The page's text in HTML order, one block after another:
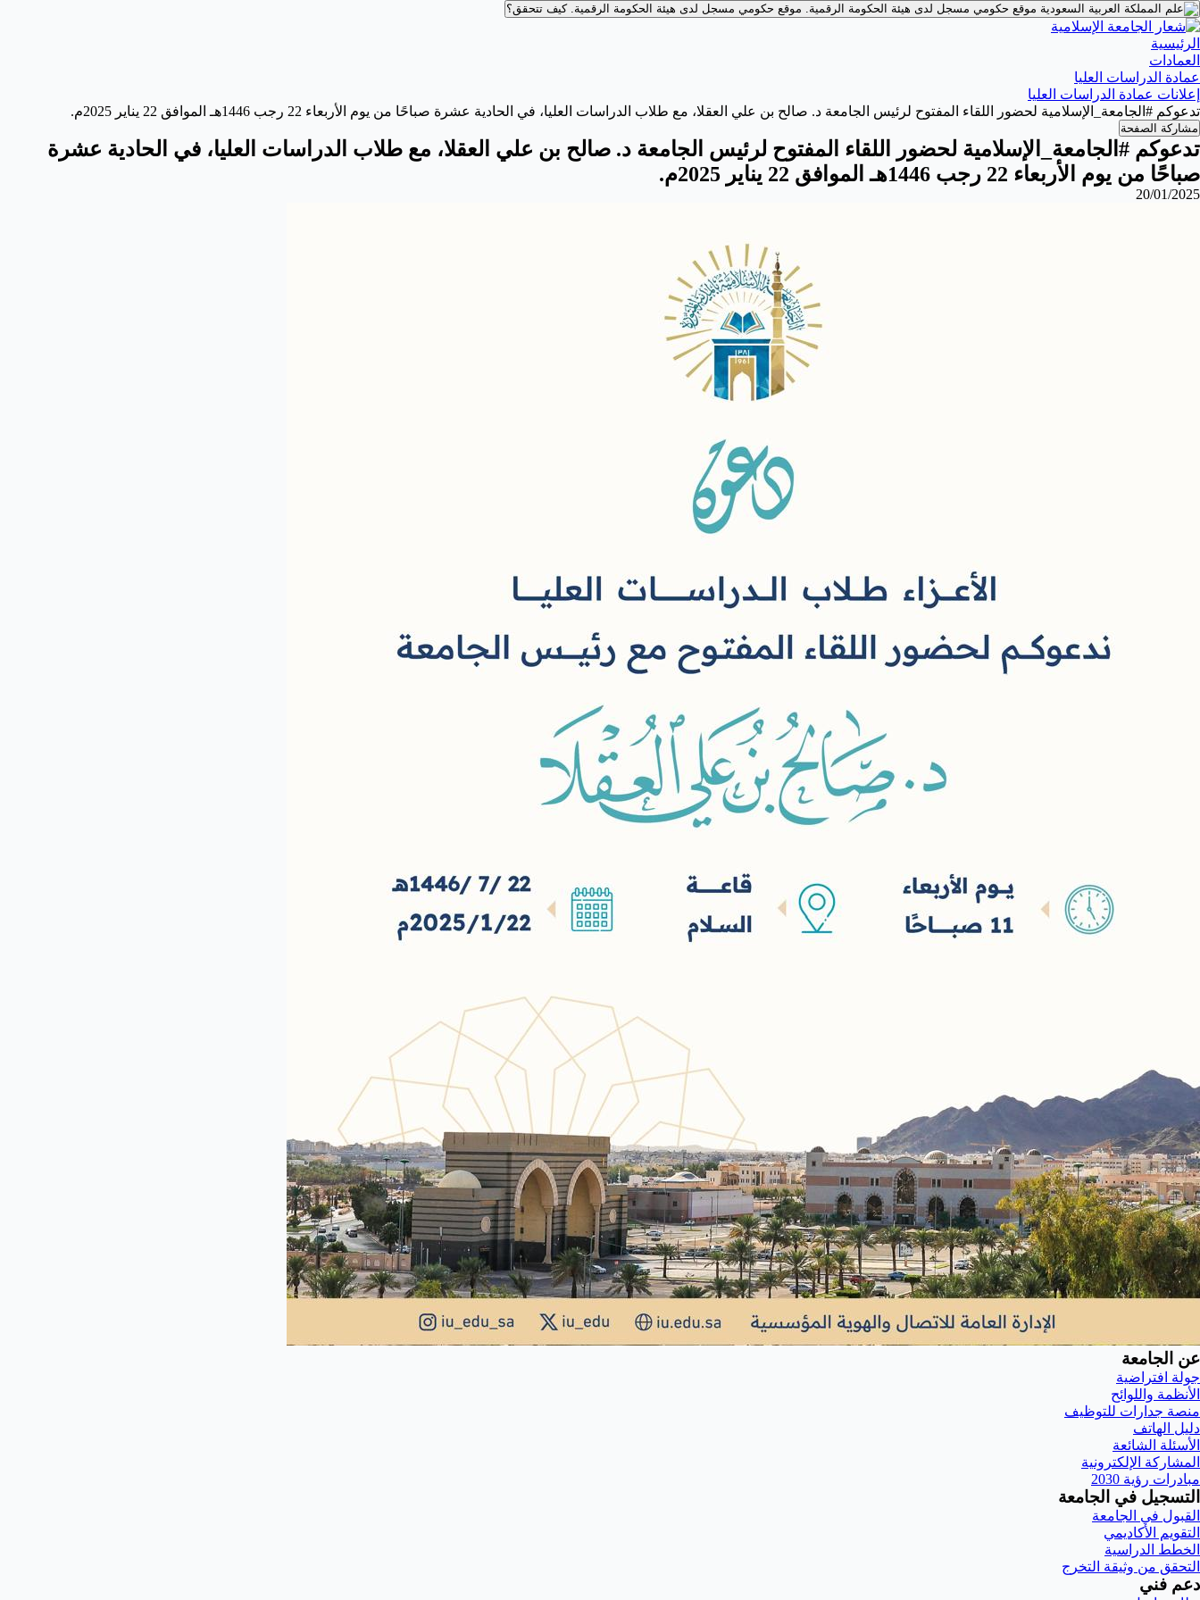
موقع حكومي مسجل لدى هيئة الحكومة الرقمية. موقع حكومي مسجل لدى هيئة الحكومة الرقمية.كيف تتحقق؟
الرئيسية
العمادات
عمادة الدراسات العليا
إعلانات عمادة الدراسات العليا
تدعوكم ⁧#الجامعة_الإسلامية⁩ لحضور اللقاء المفتوح لرئيس الجامعة د. صالح بن علي العقلا، مع طلاب الدراسات العليا، في الحادية عشرة صباحًا من يوم الأربعاء 22 رجب 1446هـ الموافق 22 يناير 2025م.
مشاركة الصفحة
تدعوكم ⁧#الجامعة_الإسلامية⁩ لحضور اللقاء المفتوح لرئيس الجامعة د. صالح بن علي العقلا، مع طلاب الدراسات العليا، في الحادية عشرة
صباحًا من يوم الأربعاء 22 رجب 1446هـ الموافق 22 يناير 2025م.
20/01/2025
عن الجامعة
جولة افتراضية
الأنظمة واللوائح
منصة جدارات للتوظيف
دليل الهاتف
الأسئلة الشائعة
المشاركة الإلكترونية
مبادرات رؤية 2030
التسجيل في الجامعة
القبول في الجامعة
التقويم الأكاديمي
الخطط الدراسية
التحقق من وثيقة التخرج
دعم فني